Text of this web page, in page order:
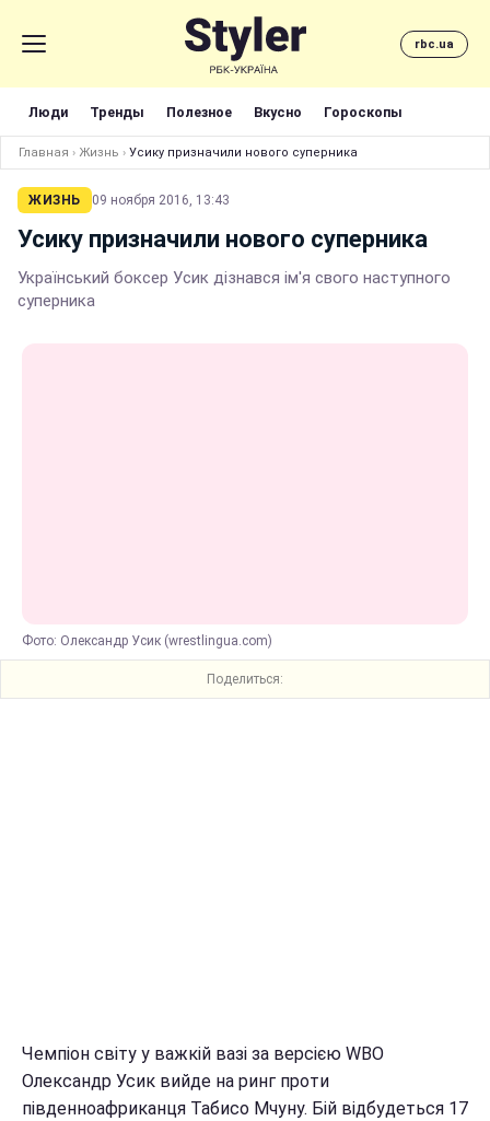
rbc.ua
Люди Тренды Полезное Вкусно Гороскопы
Главная › Жизнь › Усику призначили нового суперника
ЖИЗНЬ 09 ноября 2016, 13:43
Усику призначили нового суперника
Український боксер Усик дізнався ім'я свого наступного
суперника
Фото: Олександр Усик (wrestlingua.com)
Поделиться:
Чемпіон світу у важкій вазі за версією WBO
Олександр Усик вийде на ринг проти
південноафриканця Табисо Мчуну. Бій відбудеться 17